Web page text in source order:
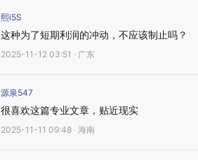
熙i5S
这种为了短期利润的冲动，不应该制止吗？
2025-11-12 03:51 · 广东
源泉547
很喜欢这篇专业文章，贴近现实
2025-11-11 09:48 · 海南